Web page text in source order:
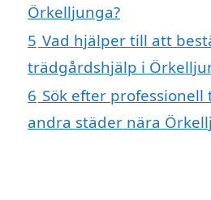
Örkelljunga?
5 Vad hjälper till att
trädgårdshjälp i
6 Sök efter
andra städer nära